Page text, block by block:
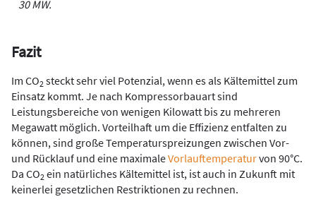
30 MW.
Fazit
Im CO2 steckt sehr viel Potenzial, wenn es als Kältemittel zum
Einsatz kommt. Je nach Kompressorbauart sind
Leistungsbereiche von wenigen Kilowatt bis zu mehreren
Megawatt möglich. Vorteilhaft um die Effizienz entfalten zu
können, sind große Temperaturspreizungen zwischen Vor-
und Rücklauf und eine maximaleVorlauftemperaturvon 90°C.
Da CO2 ein natürliches Kältemittel ist, ist auch in Zukunft mit
keinerlei gesetzlichen Restriktionen zu rechnen.